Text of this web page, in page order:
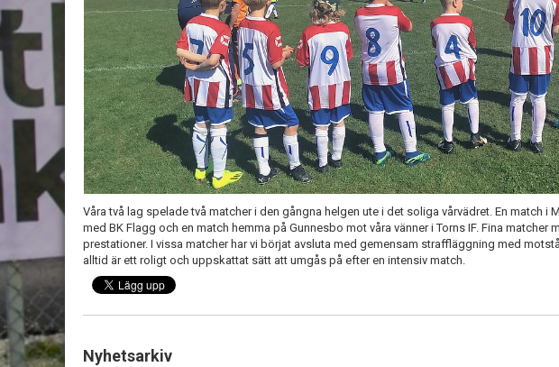
Våra två lag spelade två matcher i den gångna helgen ute i det soliga vårvädret. En match i
med BK Flagg och en match hemma på Gunnesbo mot våra vänner i Torns IF. Fina matcher
prestationer. I vissa matcher har vi börjat avsluta med gemensam straffläggning med
alltid är ett roligt och uppskattat sätt att umgås på efter en intensiv match.
Nyhetsarkiv